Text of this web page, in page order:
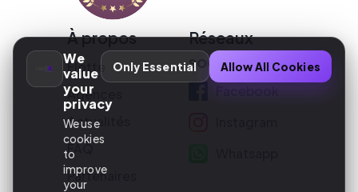
We
value
your
privacy
We use
cookies
to
improve
your
Only Essential Allow All Cookies
À propos
Flotte
Agences
Actualités
FAQ
Partenaires
Réseaux
sociaux
Facebook